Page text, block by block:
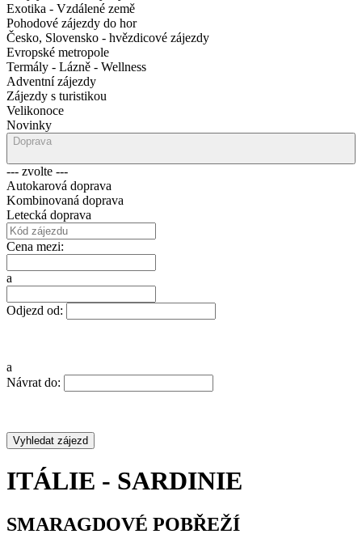
Exotika - Vzdálené země
Pohodové zájezdy do hor
Česko, Slovensko - hvězdicové zájezdy
Evropské metropole
Termály - Lázně - Wellness
Adventní zájezdy
Zájezdy s turistikou
Velikonoce
Novinky
Doprava
--- zvolte ---
Autokarová doprava
Kombinovaná doprava
Letecká doprava
Cena mezi:
a
Odjezd od:
a
Návrat do:
ITÁLIE - SARDINIE
SMARAGDOVÉ POBŘEŽÍ